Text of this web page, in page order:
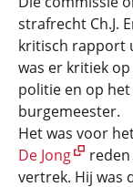
strafrecht Ch.J.
kritisch rapport
was er kritiek
politie en op
burgemeester.
Het was voor
De Jong
vertrek. Hij was